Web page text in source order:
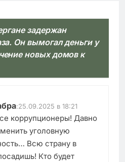
задержан
Он вымогал деньги у
новых домов к
:25.09.2025 в 18:21
коррупционеры! Давно
уголовную
Всю страну в
Кто будет